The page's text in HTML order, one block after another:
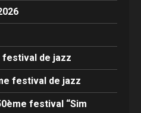
festival de jazz
festival de jazz
festival “Sim